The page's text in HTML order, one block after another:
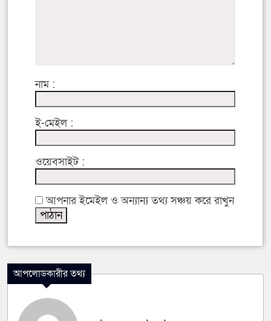
নাম :
ই-মেইল :
ওয়েবসাইট :
আপনার ইমেইল ও অন্যান্য তথ্য সঞ্চয় করে রাখুন
আপলোডকারীর তথ্য